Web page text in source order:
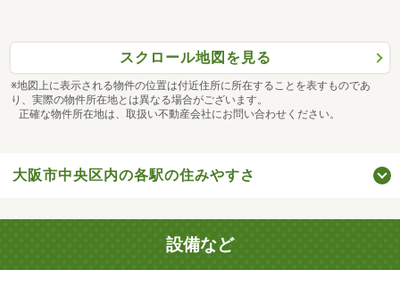
スクロール地図を見る
※地図上に表示される物件の位置は付近住所に所在することを表すものであ
り、実際の物件所在地とは異なる場合がございます。
正確な物件所在地は、取扱い不動産会社にお問い合わせください。
大阪市中央区内の各駅の住みやすさ
設備など